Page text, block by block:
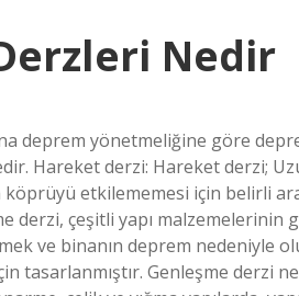
Nedir
deprem yönetmeliğine göre
Hareket derzi: Hareket derzi;
etkilememesi için belirli
derzi, çeşitli yapı
ve binanın deprem nedeniyle
tasarlanmıştır. Genleşme derzi